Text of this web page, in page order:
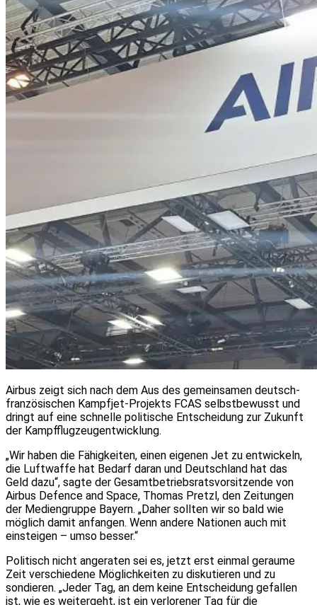
Airbus zeigt sich nach dem Aus des gemeinsamen deutsch-
französischen Kampfjet-Projekts FCAS selbstbewusst und
dringt auf eine schnelle politische Entscheidung zur Zukunft
der Kampfflugzeugentwicklung.
„Wir haben die Fähigkeiten, einen eigenen Jet zu entwickeln,
die Luftwaffe hat Bedarf daran und Deutschland hat das
Geld dazu“, sagte der Gesamtbetriebsratsvorsitzende von
Airbus Defence and Space, Thomas Pretzl, den Zeitungen
der Mediengruppe Bayern. „Daher sollten wir so bald wie
möglich damit anfangen. Wenn andere Nationen auch mit
einsteigen – umso besser.“
Politisch nicht angeraten sei es, jetzt erst einmal geraume
Zeit verschiedene Möglichkeiten zu diskutieren und zu
sondieren. „Jeder Tag, an dem keine Entscheidung gefallen
ist, wie es weitergeht, ist ein verlorener Tag für die